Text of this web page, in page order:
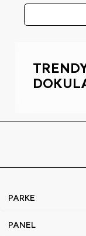
PARKE
PANEL